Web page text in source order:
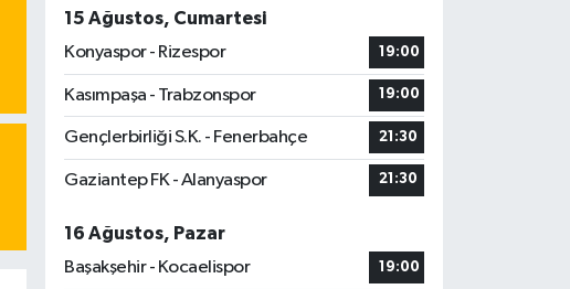
15 Ağustos, Cumartesi
Konyaspor - Rizespor
19:00
Kasımpaşa - Trabzonspor 19:00
Gençlerbirliği S.K. - Fenerbahçe 21:30
Gaziantep FK - Alanyaspor 21:30
16 Ağustos, Pazar
Başakşehir - Kocaelispor
19:00